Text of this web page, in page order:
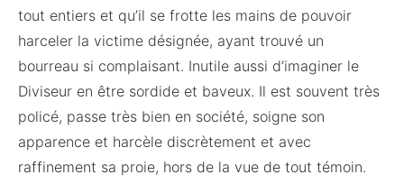
tout entiers et qu’il se frotte les mains de pouvoir
harceler la victime désignée, ayant trouvé un
bourreau si complaisant. Inutile aussi d’imaginer le
Diviseur en être sordide et baveux. Il est souvent très
policé, passe très bien en société, soigne son
apparence et harcèle discrètement et avec
raffinement sa proie, hors de la vue de tout témoin.